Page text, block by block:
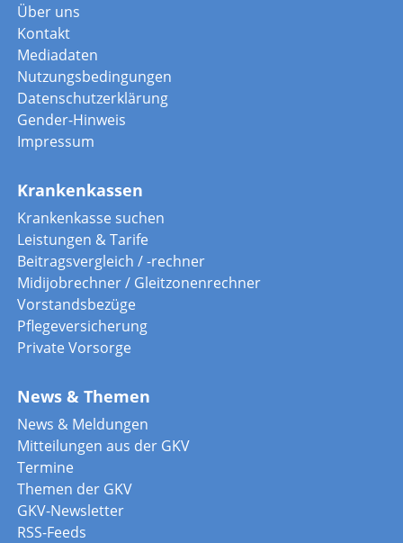
Über uns
Kontakt
Mediadaten
Nutzungsbedingungen
Datenschutzerklärung
Gender-Hinweis
Impressum
Krankenkassen
Krankenkasse suchen
Leistungen & Tarife
Beitragsvergleich / -rechner
Midijobrechner / Gleitzonenrechner
Vorstandsbezüge
Pflegeversicherung
Private Vorsorge
News & Themen
News & Meldungen
Mitteilungen aus der GKV
Termine
Themen der GKV
GKV-Newsletter
RSS-Feeds